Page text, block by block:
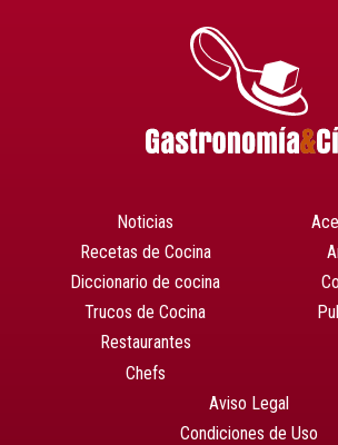
Noticias
Recetas de Cocina
Diccionario de cocina
Trucos de Cocina
Restaurantes
Chefs
Aviso Legal
Condiciones de Uso